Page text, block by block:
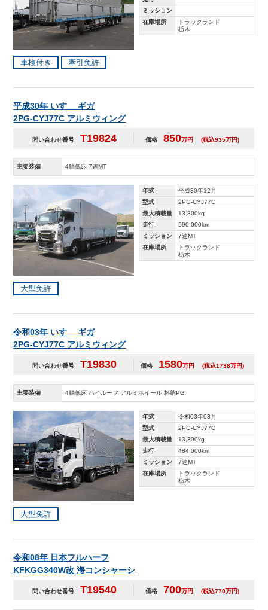
ミッション
在庫場所
トラックランド
栃木
車検付き 牽引免許
平成30年 いすゞ ギガ
2PG-CYJ77C アルミウィング
問い合わせ番号 T19824 価格 850万円 (税込935万円)
主要装備 4軸低床 7速MT
年式
平成30年12月
型式
2PG-CYJ77C
最大積載量
13,800kg
走行
590,000km
ミッション
7速MT
在庫場所
トラックランド
栃木
大型免許
令和03年 いすゞ ギガ
2PG-CYJ77C アルミウィング
問い合わせ番号 T19830 価格 1580万円 (税込1738万円)
主要装備 4軸低床 ハイルーフ アルミホイール 格納PG
年式
令和03年03月
型式
2PG-CYJ77C
最大積載量
13,300kg
走行
484,000km
ミッション
7速MT
在庫場所
トラックランド
栃木
大型免許
令和08年 日本フルハーフ
KFKGG340W改 海コンシャーシ
問い合わせ番号 T19540 価格 700万円 (税込770万円)